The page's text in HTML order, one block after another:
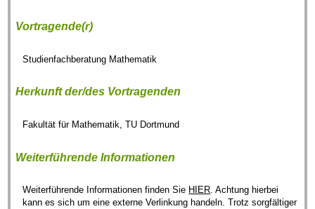
Vortragende(r)
Studienfachberatung Mathematik
Herkunft der/des Vortragenden
Fakultät für Mathematik, TU Dortmund
Weiterführende Informationen
Weiterführende Informationen finden Sie HIER. Achtung hierbei
kann es sich um eine externe Verlinkung handeln. Trotz sorgfältiger